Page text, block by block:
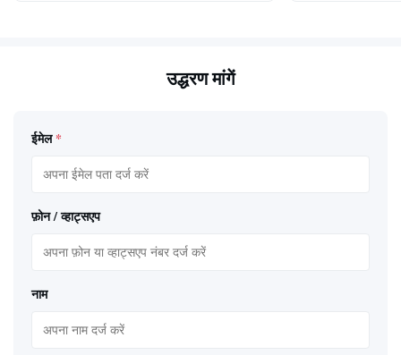
उद्धरण मांगें
ईमेल *
फ़ोन / व्हाट्सएप
नाम